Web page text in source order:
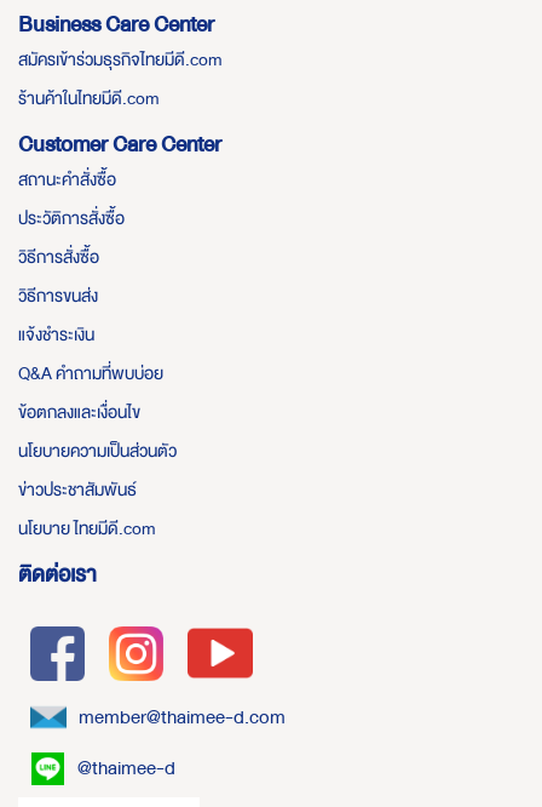
Business Care Center
สมัครเข้าร่วมธุรกิจไทยมีดี.com
ร้านค้าในไทยมีดี.com
Customer Care Center
สถานะคำสั่งซื้อ
ประวัติการสั่งซื้อ
วิธีการสั่งซื้อ
วิธีการขนส่ง
แจ้งชำระเงิน
Q&A คำถามที่พบบ่อย
ข้อตกลงและเงื่อนไข
นโยบายความเป็นส่วนตัว
ข่าวประชาสัมพันธ์
นโยบาย ไทยมีดี.com
ติดต่อเรา
member@thaimee-d.com
@thaimee-d